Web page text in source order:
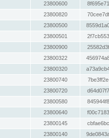
23800600
23800820
23800500
23800501
23800900
23800322
23800320
23800740
23800720
23800580
23800640
23800145
23800140